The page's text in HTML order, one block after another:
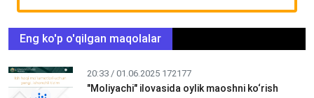
Eng ko'p o'qilgan maqolalar
20:33 / 01.06.2025 172177
"Moliyachi" ilovasida oylik maoshni ko‘rish